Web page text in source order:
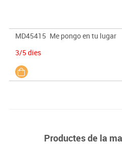
MD45415 Me pongo en tu lugar
3/5 dies
Productes de la